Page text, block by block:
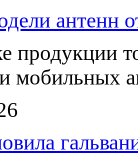
антенн
продукции
мобильных